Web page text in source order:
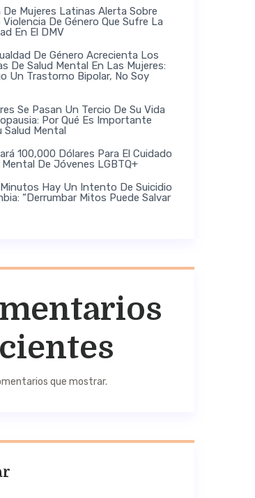
De Mujeres Latinas Alerta Sobre
De Género Que Sufre La
En El DMV
De Género Acrecienta Los
De Salud Mental En Las Mujeres:
Un Trastorno Bipolar, No Soy
Se Pasan Un Tercio De Su Vida
Por Qué Es Importante
Salud Mental
100,000 Dólares Para El Cuidado
Mental De Jóvenes LGBTQ+
Hay Un Intento De Suicidio
“Derrumbar Mitos Puede Salvar
que mostrar.